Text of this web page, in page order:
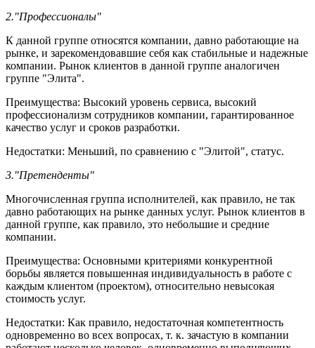
2."Профессионалы"
К данной группе относятся компании, давно работающие на
рынке, и зарекомендовавшие себя как стабильные и надежные
компании. Рынок клиентов в данной группе аналогичен
группе "Элита".
Преимущества: Высокий уровень сервиса, высокий
профессионализм сотрудников компании, гарантированное
качество услуг и сроков разработки.
Недостатки: Меньший, по сравнению с "Элитой", статус.
3."Претенденты"
Многочисленная группа исполнителей, как правило, не так
давно работающих на рынке данных услуг. Рынок клиентов в
данной группе, как правило, это небольшие и средние
компании.
Преимущества: Основными критериями конкурентной
борьбы является повышенная индивидуальность в работе с
каждым клиентом (проектом), относительно невысокая
стоимость услуг.
Недостатки: Как правило, недостаточная компетентность
одновременно во всех вопросах, т. к. зачастую в компании